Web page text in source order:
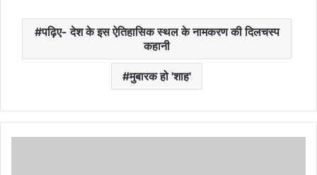
पढ़िए- देश के इस ऐतिहासिक स्थल के नामकरण की दिलचस्प
कहानी
मुबारक हो 'शाह'